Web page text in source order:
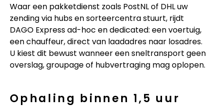
Waar een pakketdienst zoals PostNL of DHL uw
zending via hubs en sorteercentra stuurt, rijdt
DAGO Express ad-hoc en dedicated: een voertuig,
een chauffeur, direct van laadadres naar losadres.
U kiest dit bewust wanneer een sneltransport geen
overslag, groupage of hubvertraging mag oplopen.
Ophaling binnen 1,5 uur